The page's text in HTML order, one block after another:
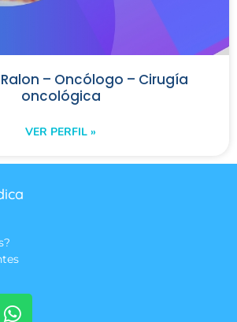
Ralon – Oncólogo – Cirugía
oncológica
VER PERFIL »